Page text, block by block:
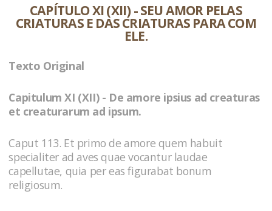
CAPÍTULO XI (XII) - SEU AMOR PELAS
CRIATURAS E DAS CRIATURAS PARA COM
ELE.
Texto Original
Capitulum XI (XII) - De amore ipsius ad creaturas
et creaturarum ad ipsum.
Caput 113. Et primo de amore quem habuit
specialiter ad aves quae vocantur laudae
capellutae, quia per eas figurabat bonum
religiosum.